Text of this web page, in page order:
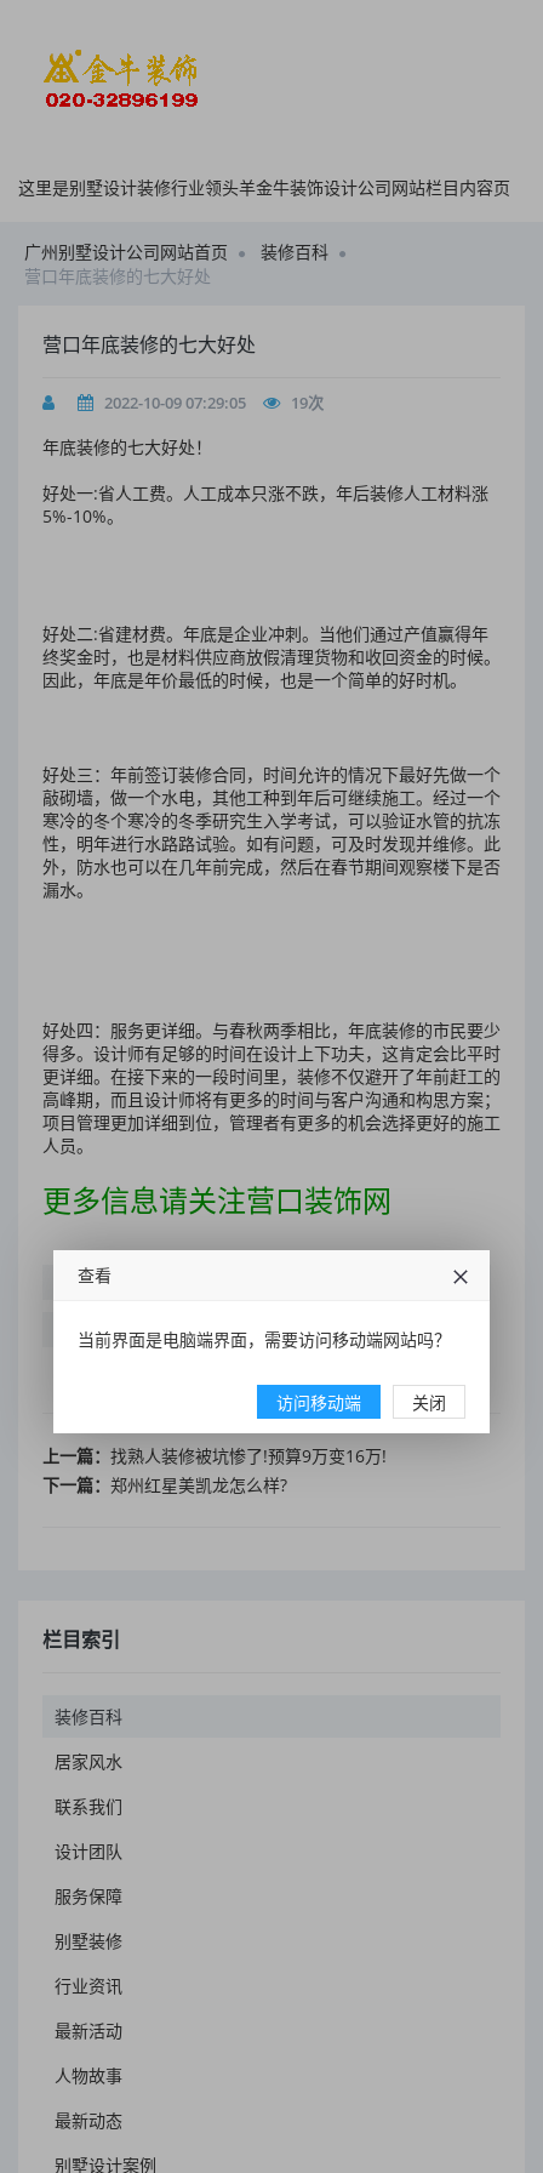
这里是别墅设计装修行业领头羊金牛装饰设计公司网站栏目内容页
广州别墅设计公司网站首页
装修百科
营口年底装修的七大好处
营口年底装修的七大好处
2022-10-09 07:29:05 19次
年底装修的七大好处！
好处一:省人工费。人工成本只涨不跌，年后装修人工材料涨
5%-10%。
好处二:省建材费。 年底是企业冲刺。当他们通过产值赢得年
终奖金时，也是材料供应商放假清理货物和收回资金的时候。
因此，年底是年价最低的时候，也是一个简单的好时机。
好处三：年前签订装修合同，时间允许的情况下最好先做一个
敲砌墙，做一个水电，其他工种到年后可继续施工。经过一个
寒冷的冬个寒冷的冬季研究生入学考试，可以验证水管的抗冻
性，明年进行水路路试验。如有问题，可及时发现并维修。此
外，防水也可以在几年前完成，然后在春节期间观察楼下是否
漏水。
好处四： 服务更详细。与春秋两季相比，年底装修的市民要少
得多。设计师有足够的时间在设计上下功夫，这肯定会比平时
更详细。在接下来的一段时间里，装修不仅避开了年前赶工的
高峰期，而且设计师将有更多的时间与客户沟通和构思方案；
项目管理更加详细到位，管理者有更多的机会选择更好的施工
人员。
更多信息请关注营口装饰网
水路 做一次
做个 设计师 做了
上一篇： 找熟人装修被坑惨了!预算9万变16万!
下一篇： 郑州红星美凯龙怎么样?
栏目索引
装修百科
居家风水
联系我们
设计团队
服务保障
别墅装修
行业资讯
最新活动
人物故事
最新动态
别墅设计案例
查看
当前界面是电脑端界面，需要访问移动端网站吗？
访问移动端 关闭